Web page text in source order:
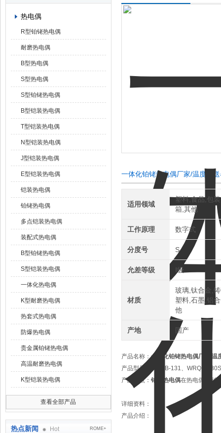
热电偶
R型铂铑热电偶
耐磨热电偶
B型热电偶
S型热电偶
S型铂铑热电偶
B型铠装热电偶
T型铠装热电偶
N型铠装热电偶
J型铠装热电偶
E型铠装热电偶
铠装热电偶
铂铑热电偶
多点铠装热电偶
装配式热电偶
B型铂铑热电偶
S型铠装热电偶
一体化热电偶
K型耐磨热电偶
热套式热电偶
防爆热电偶
贵金属铂铑热电偶
高温耐磨热电偶
K型铠装热电偶
查看全部产品
热点新闻 Hot ROME+
一体化铂铑热电偶厂家/温度变
适用领域
塑料,食品,包
箱,其他
工作原理 数字式
分度号 S
允差等级 Ⅰ级
材质
玻璃,钛合金,
塑料,石墨,铝
他
产地 国产
产品名称：一体化铂铑热电偶厂家/温
产品型号：
WRPB-131、WRQB-
产品特点： 铂铑热电偶在热电偶系列
详细资料：
产品介绍：